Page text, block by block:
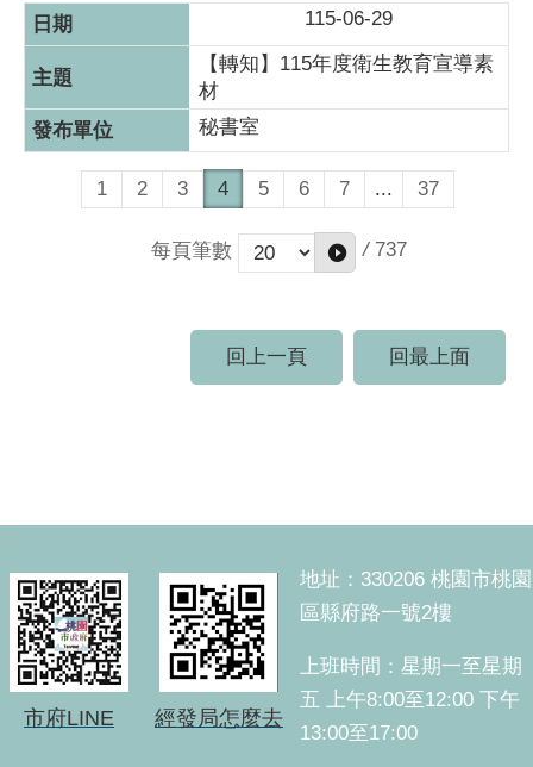
115-06-29
【轉知】115年度衛生教育宣導素
材
秘書室
1 2 3 4 5 6 7 ... 37
每頁筆數 / 737
回上一頁 回最上面
:::
市府LINE 經發局怎麼去
地址：330206 桃園市桃園
區縣府路一號2樓
上班時間：星期一至星期
五 上午8:00至12:00 下午
13:00至17:00